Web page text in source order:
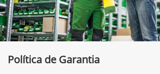
Política de Garantia